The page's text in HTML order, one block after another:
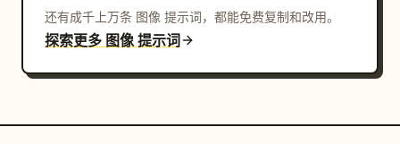
还有成千上万条 图像 提示词，都能免费复制和改用。
探索更多 图像 提示词